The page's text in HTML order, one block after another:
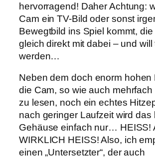
hervorragend! Daher Achtung:
Cam ein TV-Bild oder sonst
Bewegtbild ins Spiel kommt,
gleich direkt mit dabei – und will
werden…
Neben dem doch enorm hohen
die Cam, so wie auch mehrfach
zu lesen, noch ein echtes
nach geringer Laufzeit wird das
Gehäuse einfach nur… HEISS!
WIRKLICH HEISS! Also, ich
einen „Untersetzter“, der auch